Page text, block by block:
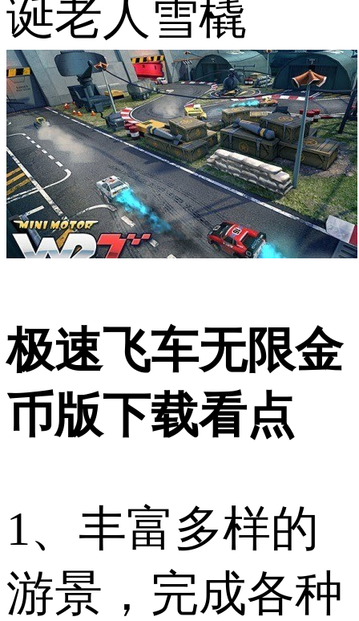
诞老人雪橇
极速飞车无限金
币版下载看点
1、丰富多样的
游景，完成各种